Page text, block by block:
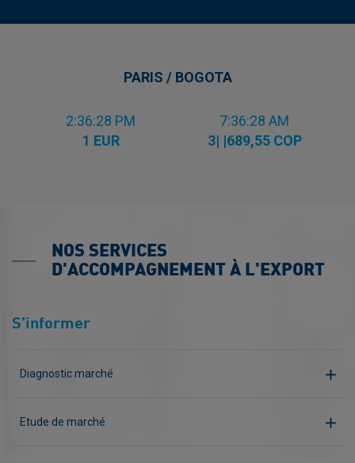
PARIS / BOGOTA
2:36:29 PM
1 EUR
7:36:29 AM
3| |689,55 COP
NOS SERVICES
D'ACCOMPAGNEMENT À L'EXPORT
S'informer
Diagnostic marché
Etude de marché